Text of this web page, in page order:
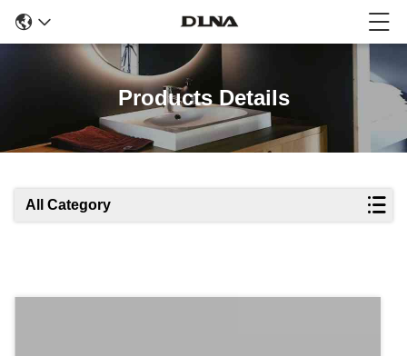
Products Details
All Category